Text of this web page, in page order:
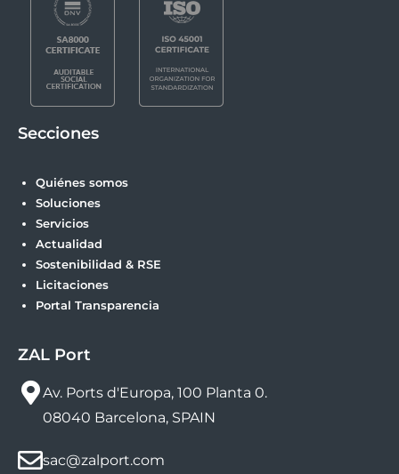
Secciones
Quiénes somos
Soluciones
Servicios
Actualidad
Sostenibilidad & RSE
Licitaciones
Portal Transparencia
ZAL Port
Av. Ports d'Europa, 100 Planta 0.
08040 Barcelona, SPAIN
sac@zalport.com